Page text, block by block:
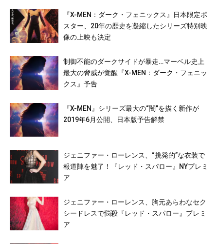
『X-MEN：ダーク・フェニックス』日本限定ポ
スター、20年の歴史を凝縮したシリーズ特別映
像の上映も決定
制御不能のダークサイドが暴走…マーベル史上
最大の脅威が覚醒『X-MEN：ダーク・フェニッ
クス』予告
『X-MEN』シリーズ最⼤の“闇”を描く新作が
2019年6月公開、日本版予告解禁
ジェニファー・ローレンス、“挑発的”な衣装で
報道陣を魅了！『レッド・スパロー』NYプレミ
ア
ジェニファー・ローレンス、胸元あらわなセク
シードレスで悩殺『レッド・スパロー』プレミ
ア